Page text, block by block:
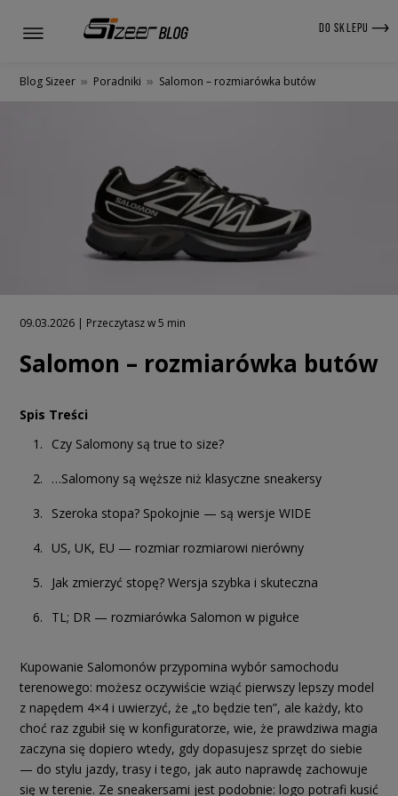
DO SKLEPU
Blog Sizeer » Poradniki » Salomon – rozmiarówka butów
09.03.2026 | Przeczytasz w 5 min
Salomon – rozmiarówka butów
Spis Treści
Czy Salomony są true to size?
…Salomony są węższe niż klasyczne sneakersy
Szeroka stopa? Spokojnie — są wersje WIDE
US, UK, EU — rozmiar rozmiarowi nierówny
Jak zmierzyć stopę? Wersja szybka i skuteczna
TL; DR — rozmiarówka Salomon w pigułce
Kupowanie Salomonów przypomina wybór samochodu
terenowego: możesz oczywiście wziąć pierwszy lepszy model
z napędem 4×4 i uwierzyć, że „to będzie ten”, ale każdy, kto
choć raz zgubił się w konfiguratorze, wie, że prawdziwa magia
zaczyna się dopiero wtedy, gdy dopasujesz sprzęt do siebie
— do stylu jazdy, trasy i tego, jak auto naprawdę zachowuje
się w terenie. Ze sneakersami jest podobnie: logo potrafi kusić